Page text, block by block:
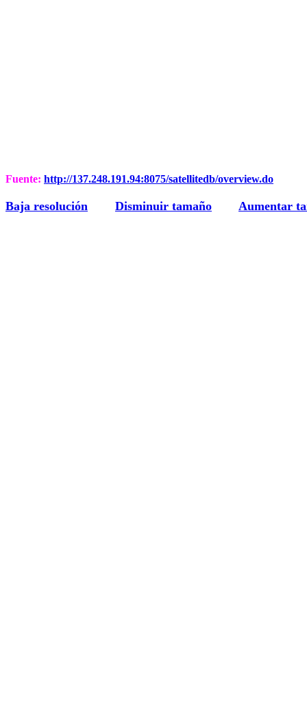
Fuente: http://137.248.191.94:8075/satellitedb/overview.do
Baja resolución Disminuir tamaño Aumentar